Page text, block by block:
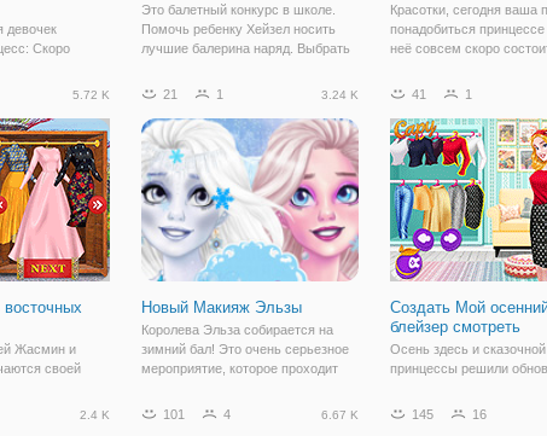
девочек
Скоро
моде и стиле. В
они как раз
о
Это балетный конкурс в школе.
Помочь ребенку Хейзел носить
лучшие балерина наряд. Выбрать
перчатки, украшения и реквизит.
Красотки, сегодня ваша
понадобиться
неё совсем скоро
заняться планировкой.
Эльзе спланировать
крутую свадьбу!
5.72 K
восточных
Жасмин и
своей
остальных.
21 1 3.24 K
Новый Макияж Эльзы
Королева Эльза собирается на
зимний бал! Это очень серьезное
мероприятие, которое проходит
королева ледяная, вся магия зимы
41 1
Создать Мой
блейзер смотреть
Осень здесь и сказочной
принцессы решили
блейзеры и все девушки
2.4 K 101 4 6.67 K 145 16